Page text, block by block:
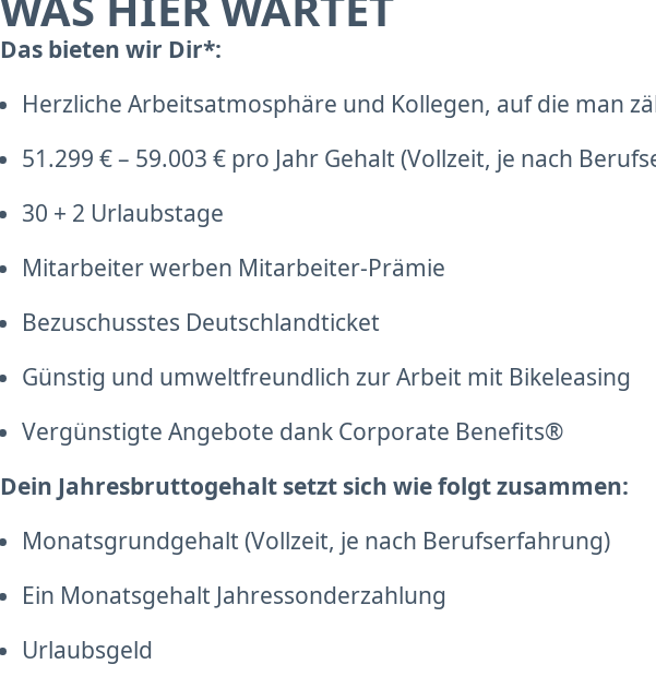
Das bieten wir Dir*:
Herzliche Arbeitsatmosphäre und Kollegen, auf die man
51.299 € – 59.003 € pro Jahr Gehalt (Vollzeit, je nach
30 + 2 Urlaubstage
Mitarbeiter werben Mitarbeiter-Prämie
Bezuschusstes Deutschlandticket
Günstig und umweltfreundlich zur Arbeit mit Bikeleasing
Vergünstigte Angebote dank Corporate Benefits®
Dein Jahresbruttogehalt setzt sich wie folgt zusammen:
Monatsgrundgehalt (Vollzeit, je nach Berufserfahrung)
Ein Monatsgehalt Jahressonderzahlung
Urlaubsgeld